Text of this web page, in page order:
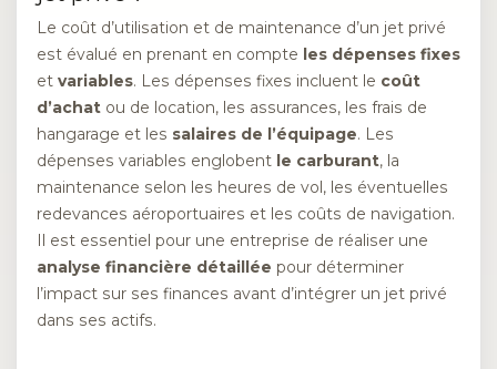
Le coût d’utilisation et de maintenance d’un jet privé
est évalué en prenant en compte les dépenses fixes
et variables. Les dépenses fixes incluent le coût
d’achat ou de location, les assurances, les frais de
hangarage et les salaires de l’équipage. Les
dépenses variables englobent le carburant, la
maintenance selon les heures de vol, les éventuelles
redevances aéroportuaires et les coûts de navigation.
Il est essentiel pour une entreprise de réaliser une
analyse financière détaillée pour déterminer
l’impact sur ses finances avant d’intégrer un jet privé
dans ses actifs.